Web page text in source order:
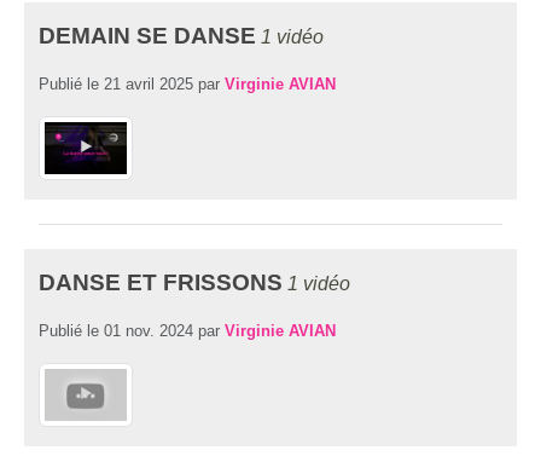
DEMAIN SE DANSE 1 vidéo
Publié le 21 avril 2025 par Virginie AVIAN
DANSE ET FRISSONS 1 vidéo
Publié le 01 nov. 2024 par Virginie AVIAN